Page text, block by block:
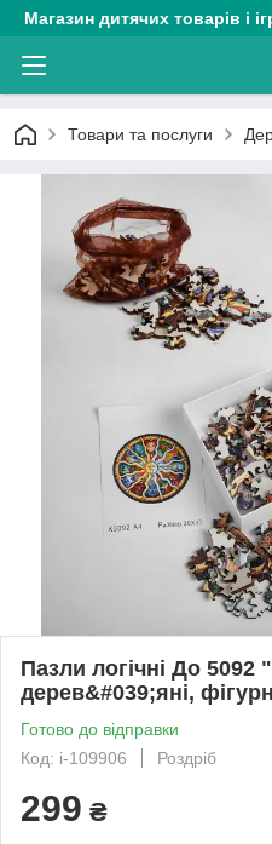
Магазин дитячих товарів і
Товари та послуги
Пазли логічні До 5092
дерев&#039;яні,
Готово до відправки
Код: i-109906
Роздріб
299 ₴